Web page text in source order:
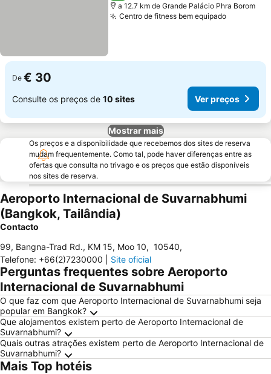
a 12.7 km de Grande Palácio Phra Borom
Centro de fitness bem equipado
De € 30
Consulte os preços de 10 sites Ver preços
Mostrar mais
Os preços e a disponibilidade que recebemos dos sites de reserva
mudam frequentemente. Como tal, pode haver diferenças entre as
ofertas que consulta no trivago e os preços que estão disponíveis
nos sites de reserva.
Aeroporto Internacional de Suvarnabhumi
(Bangkok, Tailândia)
Contacto
99, Bangna-Trad Rd., KM 15, Moo 10, 10540,
Telefone: +66(2)7230000 Site oficial
Perguntas frequentes sobre Aeroporto
Internacional de Suvarnabhumi
O que faz com que Aeroporto Internacional de Suvarnabhumi seja
popular em Bangkok?
Que alojamentos existem perto de Aeroporto Internacional de
Suvarnabhumi?
Quais outras atrações existem perto de Aeroporto Internacional de
Suvarnabhumi?
Mais Top hotéis